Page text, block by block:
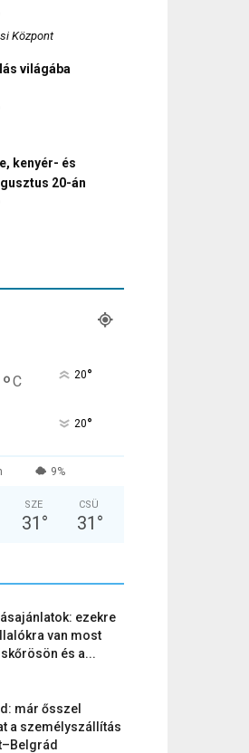
Központ
világába
kenyér- és
20-án
°C 20°
20°
9%
SZE
31 °
CSÜ
31 °
ezekre
van most
és a...
már ősszel
a személyszállítás